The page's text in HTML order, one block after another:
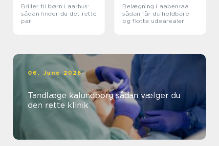
Briller til børn i aarhus:
sådan finder du det rette
par
Belægning i aabenraa
sådan får du holdbare
og flotte udearealer
06. June 2026
Tandlæge kalundborg sådan vælger du
den rette klinik